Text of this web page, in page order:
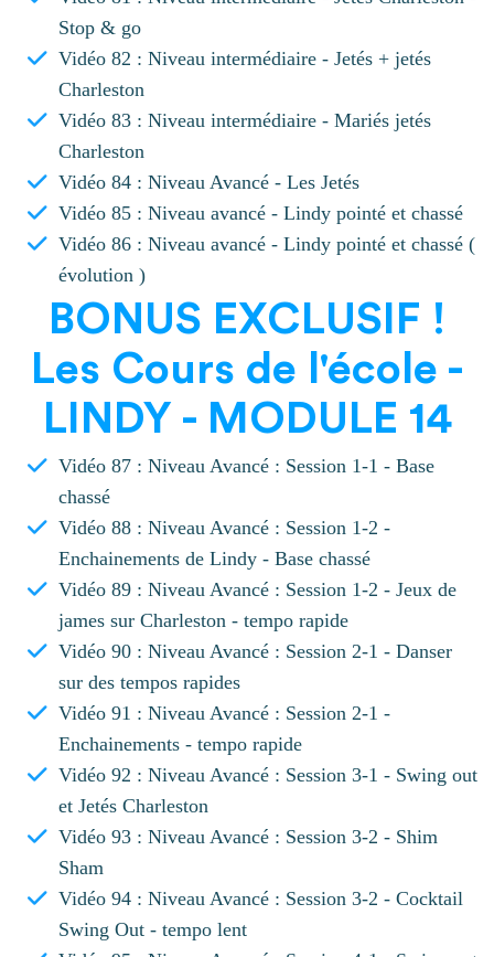
Stop & go
Vidéo 82 : Niveau intermédiaire - Jetés + jetés
Charleston
Vidéo 83 : Niveau intermédiaire - Mariés jetés
Charleston
Vidéo 84 : Niveau Avancé - Les Jetés
Vidéo 85 : Niveau avancé - Lindy pointé et chassé
Vidéo 86 : Niveau avancé - Lindy pointé et chassé (
évolution )
BONUS EXCLUSIF !
Les Cours de l'école -
LINDY - MODULE 14
Vidéo 87 : Niveau Avancé : Session 1-1 - Base
chassé
Vidéo 88 : Niveau Avancé : Session 1-2 -
Enchainements de Lindy - Base chassé
Vidéo 89 : Niveau Avancé : Session 1-2 - Jeux de
james sur Charleston - tempo rapide
Vidéo 90 : Niveau Avancé : Session 2-1 - Danser
sur des tempos rapides
Vidéo 91 : Niveau Avancé : Session 2-1 -
Enchainements - tempo rapide
Vidéo 92 : Niveau Avancé : Session 3-1 - Swing out
et Jetés Charleston
Vidéo 93 : Niveau Avancé : Session 3-2 - Shim
Sham
Vidéo 94 : Niveau Avancé : Session 3-2 - Cocktail
Swing Out - tempo lent